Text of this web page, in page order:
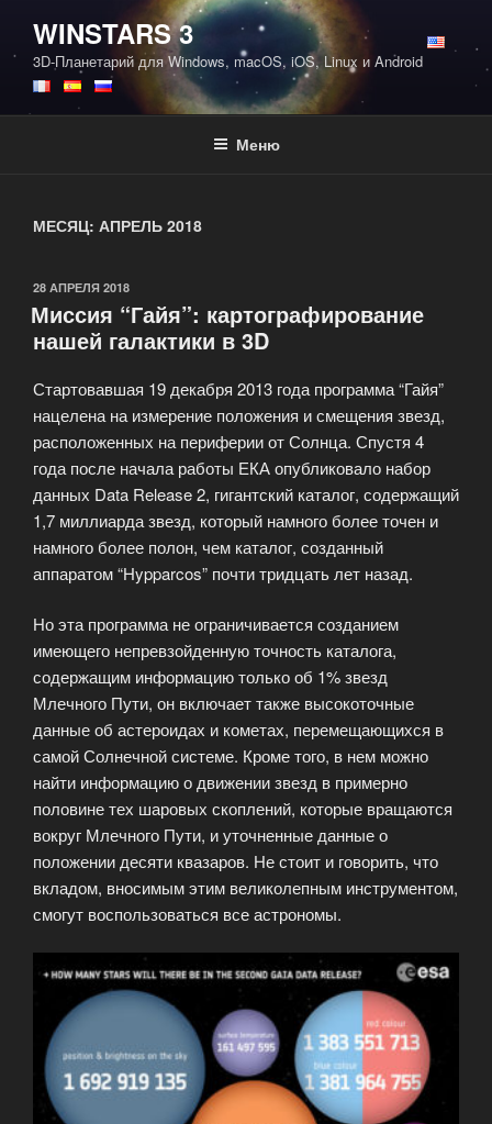
содержимому
WINSTARS 3
3D-Планетарий для Windows, macOS, iOS, Linux и Android
Меню
МЕСЯЦ: АПРЕЛЬ 2018
ОПУБЛИКОВАНО
28 АПРЕЛЯ 2018
Миссия “Гайя”: картографирование
нашей галактики в 3D
Стартовавшая 19 декабря 2013 года программа “Гайя”
нацелена на измерение положения и смещения звезд,
расположенных на периферии от Солнца. Спустя 4
года после начала работы ЕКА опубликовало набор
данных Data Release 2, гигантский каталог, содержащий
1,7 миллиарда звезд, который намного более точен и
намного более полон, чем каталог, созданный
аппаратом “Hypparcos” почти тридцать лет назад.
Но эта программа не ограничивается созданием
имеющего непревзойденную точность каталога,
содержащим информацию только об 1% звезд
Млечного Пути, он включает также высокоточные
данные об астероидах и кометах, перемещающихся в
самой Солнечной системе. Кроме того, в нем можно
найти информацию о движении звезд в примерно
половине тех шаровых скоплений, которые вращаются
вокруг Млечного Пути, и уточненные данные о
положении десяти квазаров. Не стоит и говорить, что
вкладом, вносимым этим великолепным инструментом,
смогут воспользоваться все астрономы.